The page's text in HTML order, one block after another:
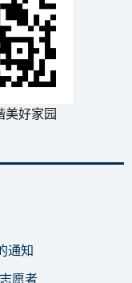
美好家园
通知
愿者